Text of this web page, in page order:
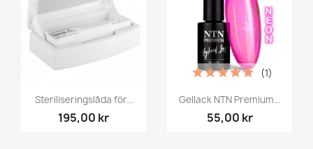
Steriliseringslåda för...
195,00 kr
Gellack NTN Premium...
55,00 kr
(1)